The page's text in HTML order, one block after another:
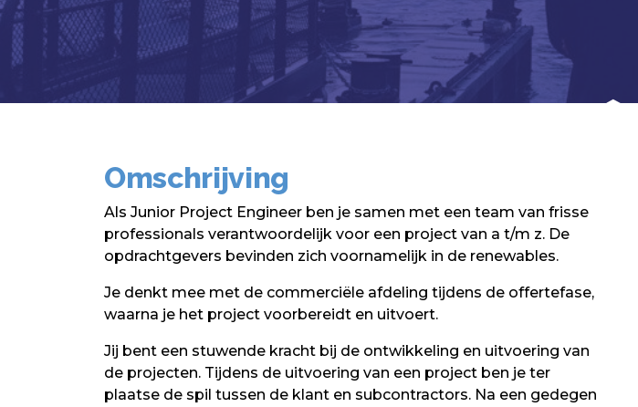
Omschrijving
Als Junior Project Engineer ben je samen met een team van frisse
professionals verantwoordelijk voor een project van a t/m z. De
opdrachtgevers bevinden zich voornamelijk in de renewables.
Je denkt mee met de commerciële afdeling tijdens de offertefase,
waarna je het project voorbereidt en uitvoert.
Jij bent een stuwende kracht bij de ontwikkeling en uitvoering van
de projecten. Tijdens de uitvoering van een project ben je ter
plaatse de spil tussen de klant en subcontractors. Na een gedegen